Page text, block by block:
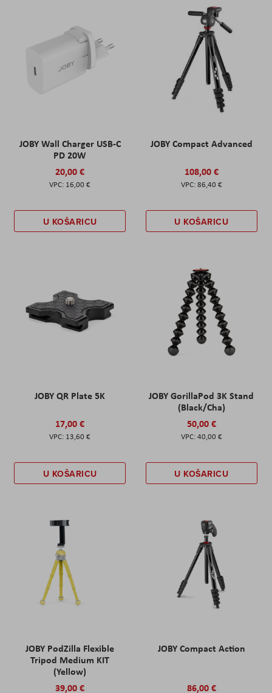
JOBY Wall Charger USB-C
PD 20W
20,00 €
16,00 €
U KOŠARICU
JOBY Compact Advanced
108,00 €
86,40 €
U KOŠARICU
JOBY QR Plate 5K
17,00 €
13,60 €
U KOŠARICU
JOBY GorillaPod 3K Stand
(Black/Cha)
50,00 €
40,00 €
U KOŠARICU
JOBY PodZilla Flexible
Tripod Medium KIT
(Yellow)
39,00 €
JOBY Compact Action
86,00 €